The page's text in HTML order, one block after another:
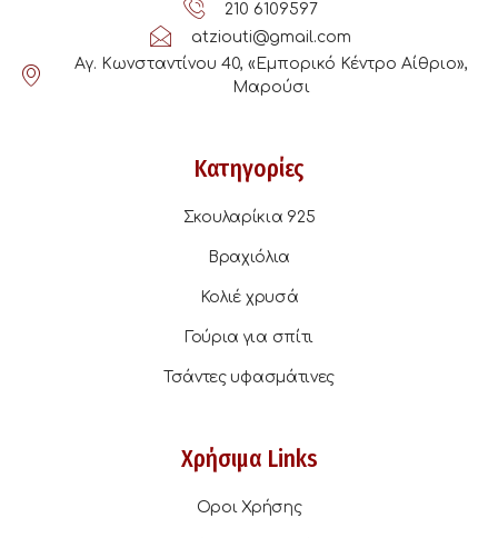
210 6109597
atziouti@gmail.com
Αγ. Κωνσταντίνου 40, «Εμπορικό Κέντρο Αίθριο»,
Μαρούσι
Κατηγορίες
Σκουλαρίκια 925
Βραχιόλια
Κολιέ χρυσά
Γούρια για σπίτι
Τσάντες υφασμάτινες
Χρήσιμα Links
Οροι Χρήσης